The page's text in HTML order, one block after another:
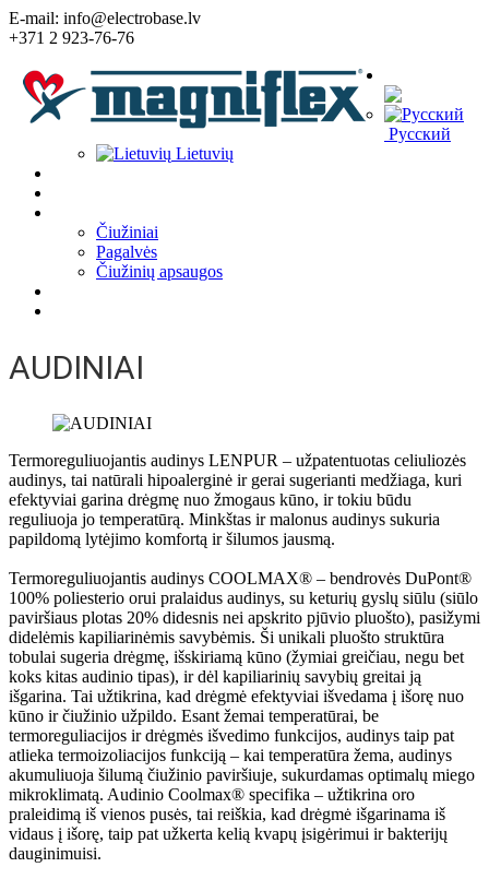
E-mail: info@electrobase.lv
+371 2 923-76-76
Русский
Lietuvių
Čiužiniai
Pagalvės
Čiužinių apsaugos
AUDINIAI
Termoreguliuojantis audinys LENPUR – užpatentuotas celiuliozės
audinys, tai natūrali hipoalerginė ir gerai sugerianti medžiaga, kuri
efektyviai garina drėgmę nuo žmogaus kūno, ir tokiu būdu
reguliuoja jo temperatūrą. Minkštas ir malonus audinys sukuria
papildomą lytėjimo komfortą ir šilumos jausmą.
Termoreguliuojantis audinys COOLMAX® – bendrovės DuPont®
100% poliesterio orui pralaidus audinys, su keturių gyslų siūlu (siūlo
paviršiaus plotas 20% didesnis nei apskrito pjūvio pluošto), pasižymi
didelėmis kapiliarinėmis savybėmis. Ši unikali pluošto struktūra
tobulai sugeria drėgmę, išskiriamą kūno (žymiai greičiau, negu bet
koks kitas audinio tipas), ir dėl kapiliarinių savybių greitai ją
išgarina. Tai užtikrina, kad drėgmė efektyviai išvedama į išorę nuo
kūno ir čiužinio užpildo. Esant žemai temperatūrai, be
termoreguliacijos ir drėgmės išvedimo funkcijos, audinys taip pat
atlieka termoizoliacijos funkciją – kai temperatūra žema, audinys
akumuliuoja šilumą čiužinio paviršiuje, sukurdamas optimalų miego
mikroklimatą. Audinio Coolmax® specifika – užtikrina oro
praleidimą iš vienos pusės, tai reiškia, kad drėgmė išgarinama iš
vidaus į išorę, taip pat užkerta kelią kvapų įsigėrimui ir bakterijų
dauginimuisi.